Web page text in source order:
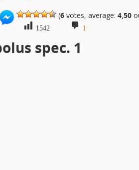
(6 votes, average:4,50
1542 1
spec. 1